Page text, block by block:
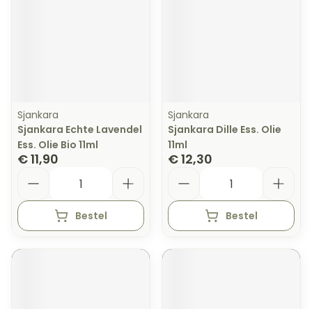
Sjankara
Sjankara Echte Lavendel
Ess. Olie Bio 11ml
€ 11,90
Bestel
Sjankara
Sjankara Dille Ess. Olie
11ml
€ 12,30
Bestel